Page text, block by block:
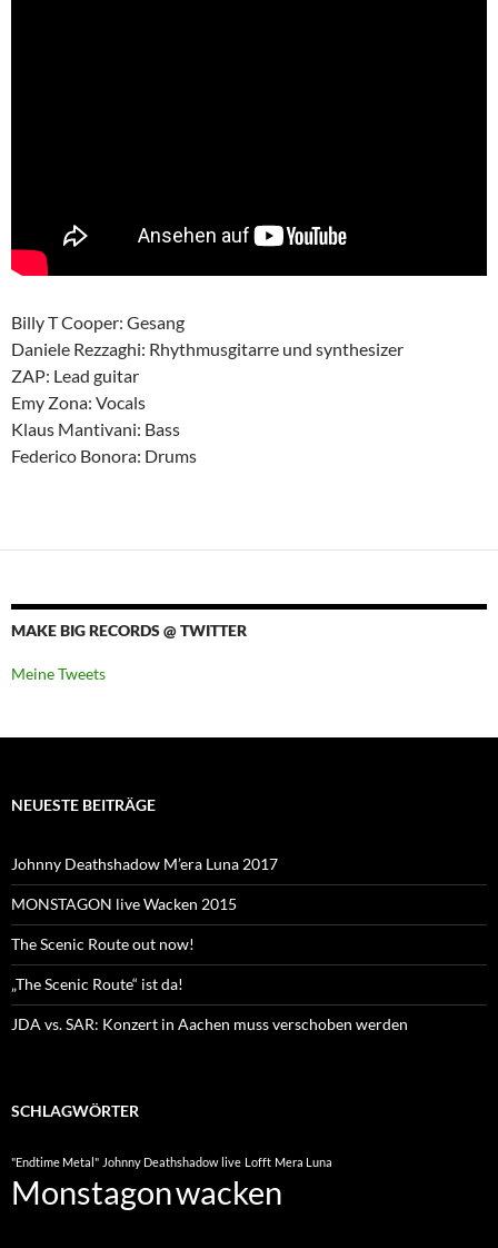
Billy T Cooper: Gesang
Daniele Rezzaghi: Rhythmusgitarre und synthesizer
ZAP: Lead guitar
Emy Zona: Vocals
Klaus Mantivani: Bass
Federico Bonora: Drums
MAKE BIG RECORDS @ TWITTER
Meine Tweets
NEUESTE BEITRÄGE
Johnny Deathshadow M’era Luna 2017
MONSTAGON live Wacken 2015
The Scenic Route out now!
„The Scenic Route“ ist da!
JDA vs. SAR: Konzert in Aachen muss verschoben werden
SCHLAGWÖRTER
"Endtime Metal" Johnny Deathshadow live Lofft Mera Luna
Monstagonwacken